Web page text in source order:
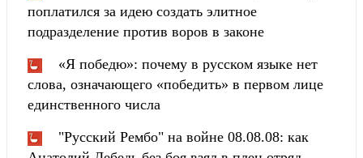
поплатился за идею создать элитное
подразделение против воров в законе
«Я победю»: почему в русском языке нет
слова, означающего «победить» в первом лице
единственного числа
"Русский Рембо" на войне 08.08.08: как